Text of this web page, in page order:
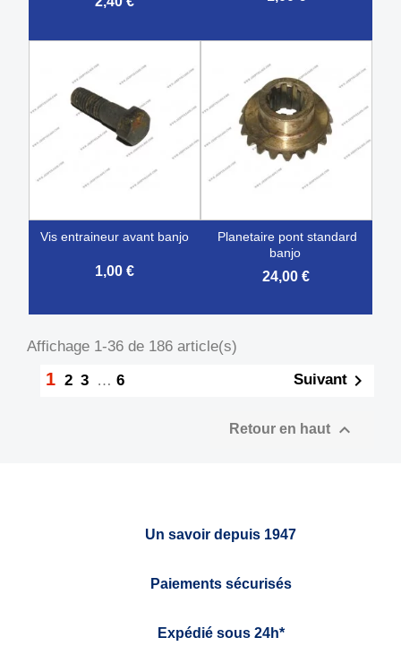
vis entraineur avant banjo
1,00 €
planetaire pont standard
banjo
24,00 €
Affichage 1-36 de 186 article(s)
1 2 3 … 6 Suivant 
Retour en haut 
Un savoir depuis 1947
Paiements sécurisés
Expédié sous 24h*